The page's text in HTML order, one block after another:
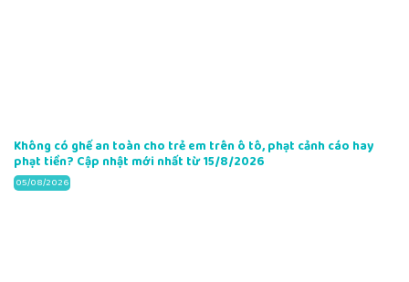
Không có ghế an toàn cho trẻ em trên ô tô, phạt cảnh cáo hay
phạt tiền? Cập nhật mới nhất từ 15/8/2026
05/08/2026